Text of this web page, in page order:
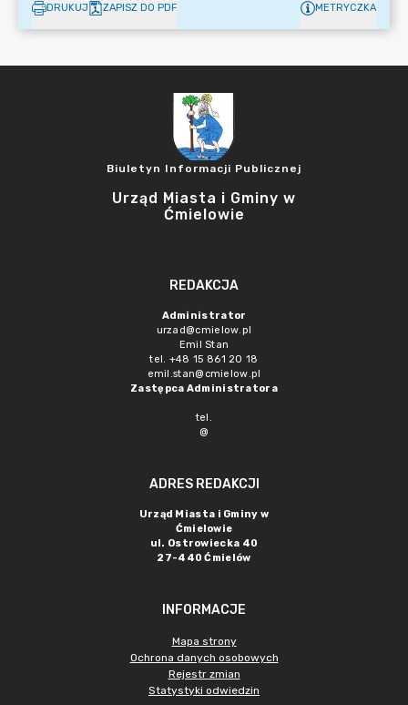
DRUKUJ ZAPISZ DO PDF METRYCZKA
Biuletyn Informacji Publicznej
Urząd Miasta i Gminy w
Ćmielowie
REDAKCJA
Administrator
urzad@cmielow.pl
Emil Stan
tel. +48 15 861 20 18
emil.stan@cmielow.pl
Zastępca Administratora
tel.
@
ADRES REDAKCJI
Urząd Miasta i Gminy w
Ćmielowie
ul. Ostrowiecka 40
27-440 Ćmielów
INFORMACJE
Mapa strony
Ochrona danych osobowych
Rejestr zmian
Statystyki odwiedzin